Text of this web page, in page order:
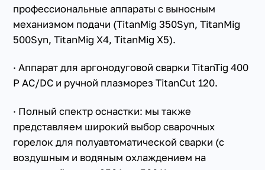
профессиональные аппараты с выносным
механизмом подачи (TitanMig 350Syn, TitanMig
500Syn, TitanMig X4, TitanMig X5).
· Аппарат для аргонодуговой сварки TitanTig 400
P AC/DC и ручной плазморез TitanCut 120.
· Полный спектр оснастки: мы также
представляем широкий выбор сварочных
горелок для полуавтоматической сварки (с
воздушным и водяным охлаждением на